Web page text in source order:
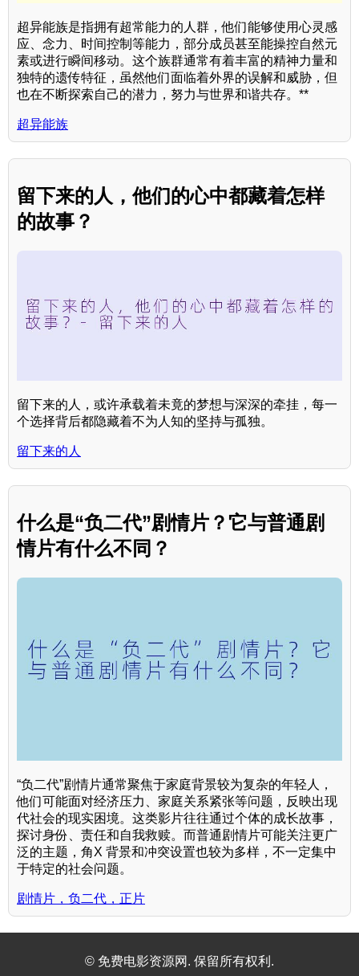
超异能族是指拥有超常能力的人群，他们能够使用心灵感
应、念力、时间控制等能力，部分成员甚至能操控自然元
素或进行瞬间移动。这个族群通常有着丰富的精神力量和
独特的遗传特征，虽然他们面临着外界的误解和威胁，但
也在不断探索自己的潜力，努力与世界和谐共存。**
超异能族
留下来的人，他们的心中都藏着怎样
的故事？
留下来的人，或许承载着未竟的梦想与深深的牵挂，每一
个选择背后都隐藏着不为人知的坚持与孤独。
留下来的人
什么是“负二代”剧情片？它与普通剧
情片有什么不同？
“负二代”剧情片通常聚焦于家庭背景较为复杂的年轻人，
他们可能面对经济压力、家庭关系紧张等问题，反映出现
代社会的现实困境。这类影片往往通过个体的成长故事，
探讨身份、责任和自我救赎。而普通剧情片可能关注更广
泛的主题，角X 背景和冲突设置也较为多样，不一定集中
于特定的社会问题。
剧情片，负二代，正片
© 免费电影资源网. 保留所有权利.